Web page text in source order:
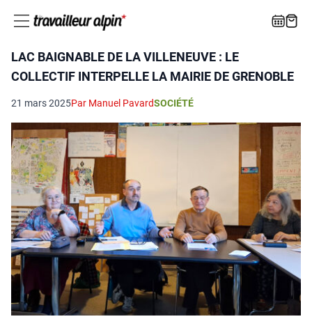
LAC BAIGNABLE DE LA VILLENEUVE : LE
COLLECTIF INTERPELLE LA MAIRIE DE GRENOBLE
21 mars 2025Par Manuel PavardSOCIÉTÉ